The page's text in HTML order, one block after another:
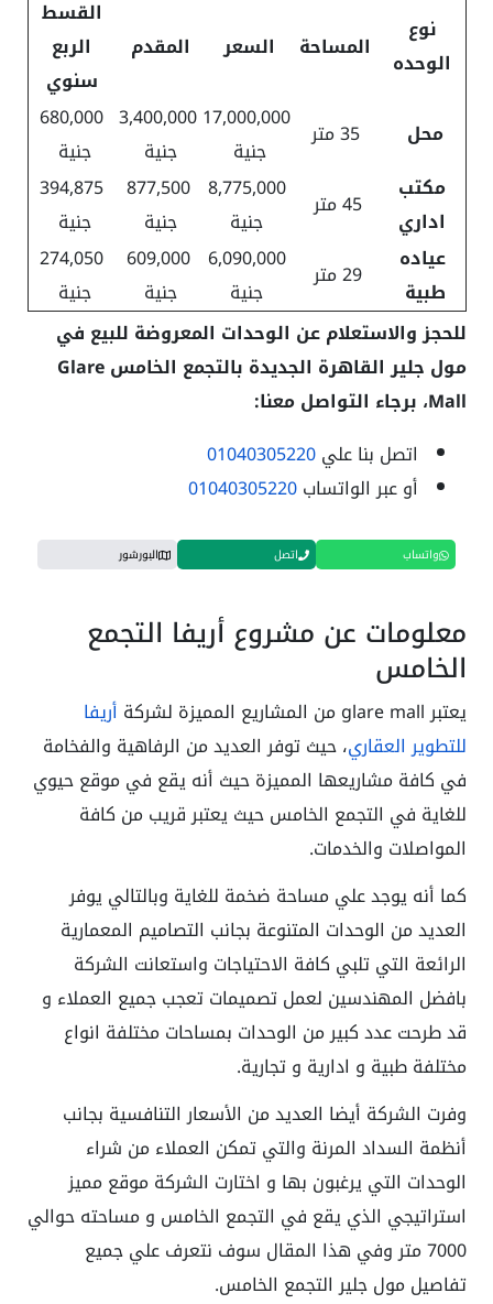
نوع
الوحده
المساحة السعر المقدم
القسط
الربع
سنوي
محل
35 متر
17,000,000
جنية
3,400,000
جنية
680,000
جنية
مكتب
اداري
45 متر
8,775,000
جنية
877,500
جنية
394,875
جنية
عياده
طبية
29 متر
6,090,000
جنية
609,000
جنية
274,050
جنية
للحجز والاستعلام عن الوحدات المعروضة للبيع في
مول جلير القاهرة الجديدة بالتجمع الخامس Glare
Mall، برجاء التواصل معنا:
اتصل بنا علي01040305220
أو عبر الواتساب01040305220
واتساب اتصل البورشور
معلومات عن مشروع أريفا التجمع
الخامس
يعتبر glare mall من المشاريع المميزة لشركة
أريفا
للتطوير العقاري، حيث توفر العديد من الرفاهية والفخامة
في كافة مشاريعها المميزة حيث أنه يقع في موقع حيوي
للغاية في التجمع الخامس حيث يعتبر قريب من كافة
المواصلات والخدمات.
كما أنه يوجد علي مساحة ضخمة للغاية وبالتالي يوفر
العديد من الوحدات المتنوعة بجانب التصاميم المعمارية
الرائعة التي تلبي كافة الاحتياجات واستعانت الشركة
بافضل المهندسين لعمل تصميمات تعجب جميع العملاء و
قد طرحت عدد كبير من الوحدات بمساحات مختلفة انواع
مختلفة طبية و ادارية و تجارية.
وفرت الشركة أيضا العديد من الأسعار التنافسية بجانب
أنظمة السداد المرنة والتي تمكن العملاء من شراء
الوحدات التي يرغبون بها و اختارت الشركة موقع مميز
استراتيجي الذي يقع في التجمع الخامس و مساحته حوالي
7000 متر وفي هذا المقال سوف نتعرف علي جميع
تفاصيل مول جلير التجمع الخامس.